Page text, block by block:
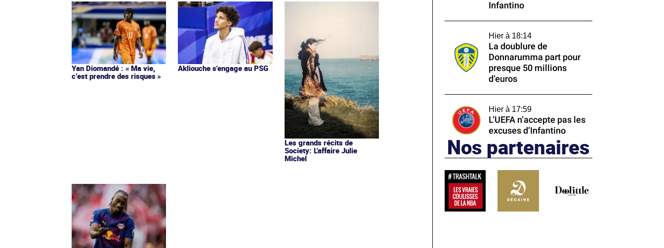
Yan Diomandé : « Ma vie,
c’est prendre des risques »
Akliouche s'engage au PSG
Les grands récits de
Society: L'affaire Julie
Michel
Infantino
Hier à 18:14
La doublure de
Donnarumma part pour
presque 50 millions
d’euros
Hier à 17:59
L’UEFA n’accepte pas les
excuses d’Infantino
Nos partenaires